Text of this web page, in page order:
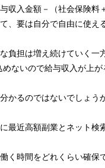
収入金額－（社会保険料
、要は自分で自由に使え
負担は増え続けていく一
ないので給与収入が上が
かるのではないでしょう
最近高額副業とネット検
く時間をどれくらい確保